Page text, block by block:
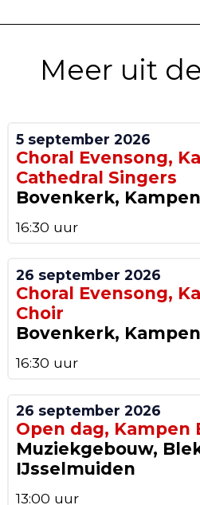
Meer uit
5 september 2026
Choral Evensong,
Cathedral Singers
Bovenkerk, Kampen
16:30 uur
26 september 2026
Choral Evensong,
Choir
Bovenkerk, Kampen
16:30 uur
26 september 2026
Open dag, Kampen
Muziekgebouw,
IJsselmuiden
13:00 uur